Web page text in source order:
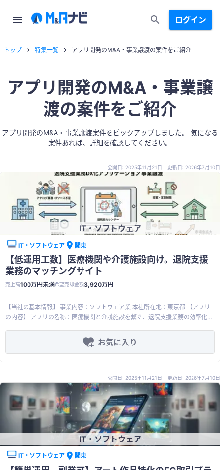
ログイン
トップ 特集一覧 アプリ開発のM&A・事業譲渡の案件をご紹介
アプリ開発のM&A・事業譲
渡の案件をご紹介
アプリ開発のM&A・事業譲渡案件をピックアップしました。 気になる
案件あれば、詳細を確認してください。
公開日: 2025年11月21日 更新日: 2026年7月10日
IT・ソフトウェア
IT・ソフトウェア 関東
【低運用工数】医療機関や介護施設向け。退院支援
業務のマッチングサイト
売上高100万円未満希望売却金額3,920万円
【当社の基本情報】 事業内容：ソフトウェア業 本社所在地：東京都 【アプリ
の内容】 アプリの名称：医療機関と介護施設を繋ぐ、退院支援業務の効率化に
し、ニーズが急拡大中の退院支援業務のDX化を支援するアプリケーション 対
象市場：全国の介護事業者、医療機関 リリース年：2023年8月 技術基盤：
図るためのチャットや空室情報の共有など各種コミュニケーション機能を設け
ています。 ※業務管理機能：医療機関側にカレンダーに退院日に患者情報を掲
載したカルテを掲載することで従来のFAXでの紹介手続きをDX化 ※市場の成長
性： 厚生労働省省は、地域包括ケアシステムと称して医療と介護の連携を協力
に推進しており、2025 年までに有料老人ホームは168%の増加、サービス付き
高齢者向け住宅は 172%増加すると言われています。現場ではDXが進んでいな
いケースが多い一方で退院支援の需要は急増傾向にあり、本アプリケーション
は業界のモデルにもなり得る画期的なものであります。 【譲渡内容】 スキー
ム：事業譲渡 譲渡希望価格：3,920万円（値下げ交渉の余地あり） 譲渡対象：
お気に入り
公開日: 2025年11月21日 更新日: 2026年7月10日
IT・ソフトウェア
IT・ソフトウェア 関東